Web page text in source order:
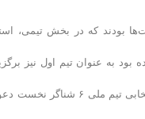
اراک ۱۰ استان حاضر در این دوره از رقابت‌ها بودند که در بخش
بود به عنوان تیم اول نیز
شد، همچنین تیم‌های معراج و نور تهران به ترتیب مقام‌های دوم و سوم را به دست آوردند. لازم به ذکر است در مرحله اول انتخابی